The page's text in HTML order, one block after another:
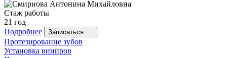
Стаж работы
21 год
Подробнее
Записаться
Протезирование зубов
Установка виниров